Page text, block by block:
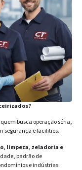
busca operação séria,
segurança e facilities.
limpeza, zeladoria e
padrão de
e indústrias.